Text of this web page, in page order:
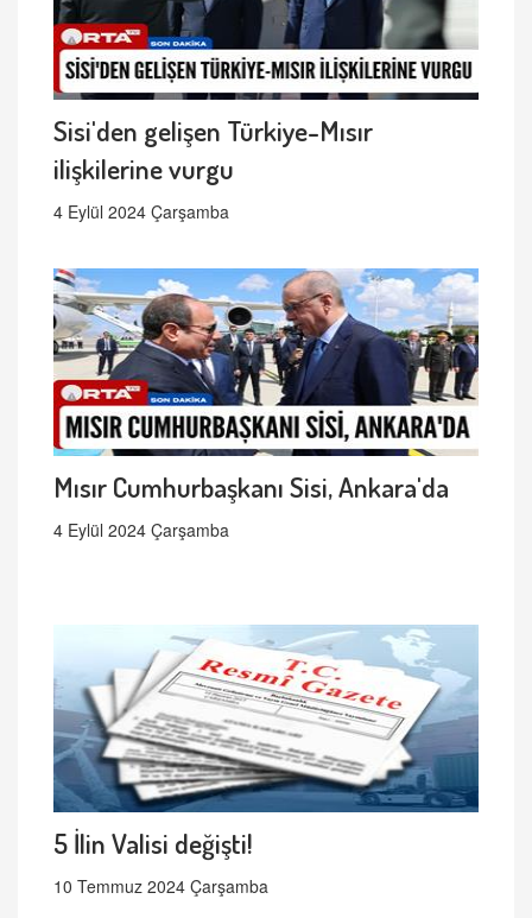
Sisi'den gelişen Türkiye-Mısır
ilişkilerine vurgu
4 Eylül 2024 Çarşamba
Mısır Cumhurbaşkanı Sisi, Ankara'da
4 Eylül 2024 Çarşamba
5 İlin Valisi değişti!
10 Temmuz 2024 Çarşamba